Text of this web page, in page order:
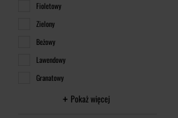
Fioletowy
Zielony
Beżowy
Lawendowy
Granatowy
Pokaż więcej